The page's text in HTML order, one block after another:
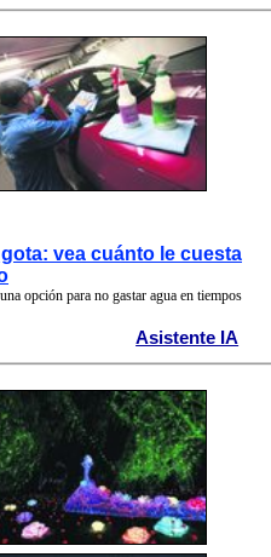
vea cuánto le cuesta
opción para no gastar agua en tiempos
Asistente IA